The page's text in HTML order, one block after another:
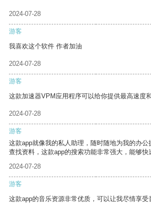
2024-07-28
游客
我喜欢这个软件 作者加油
2024-07-28
游客
这款加速器VPM应用程序可以给你提供最高速度
2024-07-28
游客
这款app就像我的私人助理，随时随地为我的办
查找资料，这款app的搜索功能非常强大，能够快
2024-07-28
游客
这款app的音乐资源非常优质，可以让我尽情享受